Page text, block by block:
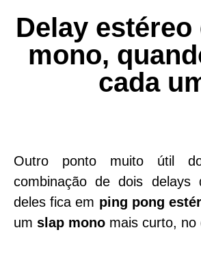
Delay estéreo
mono,
cada
Outro ponto muito útil
combinação de dois delays
deles fica em ping pong
um slap mono mais curto, no